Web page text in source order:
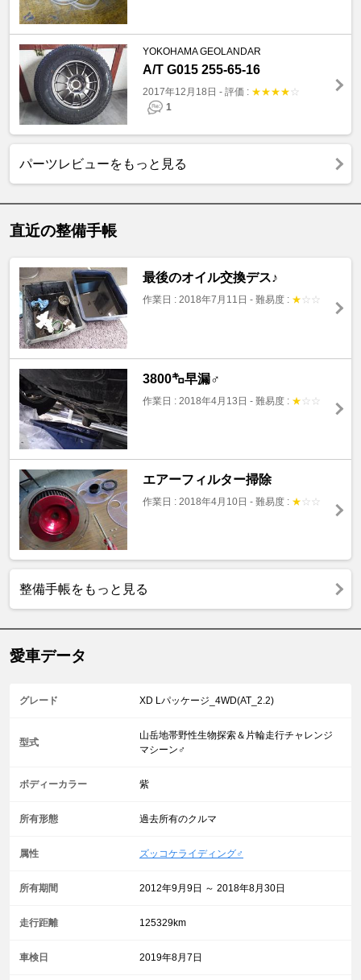
YOKOHAMA GEOLANDAR
A/T G015 255-65-16
2017年12月18日 - 評価 : ★★★★ ☆
1
パーツレビューをもっと見る
直近の整備手帳
最後のオイル交換デス♪
作業日 : 2018年7月11日 - 難易度 : ★ ☆ ☆
3800㌔早漏♂
作業日 : 2018年4月13日 - 難易度 : ★ ☆ ☆
エアーフィルター掃除
作業日 : 2018年4月10日 - 難易度 : ★ ☆ ☆
整備手帳をもっと見る
愛車データ
グレード XD Lパッケージ_4WD(AT_2.2)
型式
山岳地帯野性生物探索＆片輪走行チャレンジ
マシーン♂
ボディーカラー 紫
所有形態 過去所有のクルマ
属性 ズッコケライディング♂
所有期間 2012年9月9日 ～ 2018年8月30日
走行距離 125329km
車検日 2019年8月7日